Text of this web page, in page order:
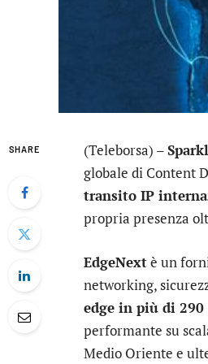
SHARE (Teleborsa) –
globale di Content
transito IP
propria presenza
EdgeNextè un
networking,
edge in più di
performante su
Medio Oriente e